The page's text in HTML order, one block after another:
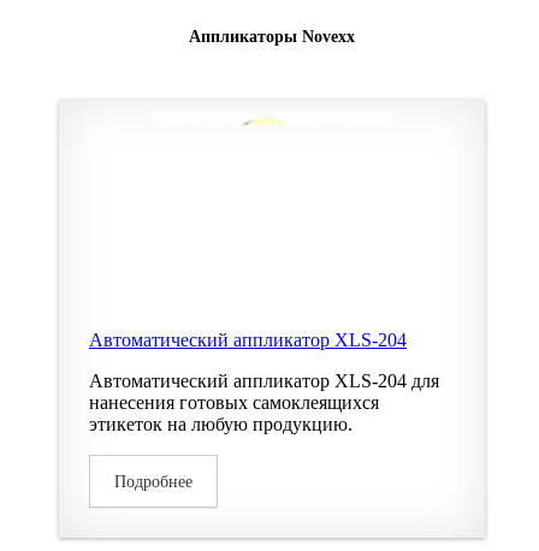
Аппликаторы Novexx
Автоматический аппликатор XLS-204
Автоматический аппликатор XLS-204 для
нанесения готовых самоклеящихся
этикеток на любую продукцию.
Подробнее